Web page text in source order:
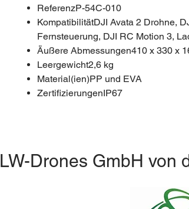
ReferenzP-54C-010
KompatibilitätDJI Avata 2 Drohne,
Fernsteuerung, DJI RC Motion 3,
Äußere Abmessungen410 x 330 x
Leergewicht2,6 kg
Material(ien)PP und EVA
ZertifizierungenIP67
LW-Drones GmbH von